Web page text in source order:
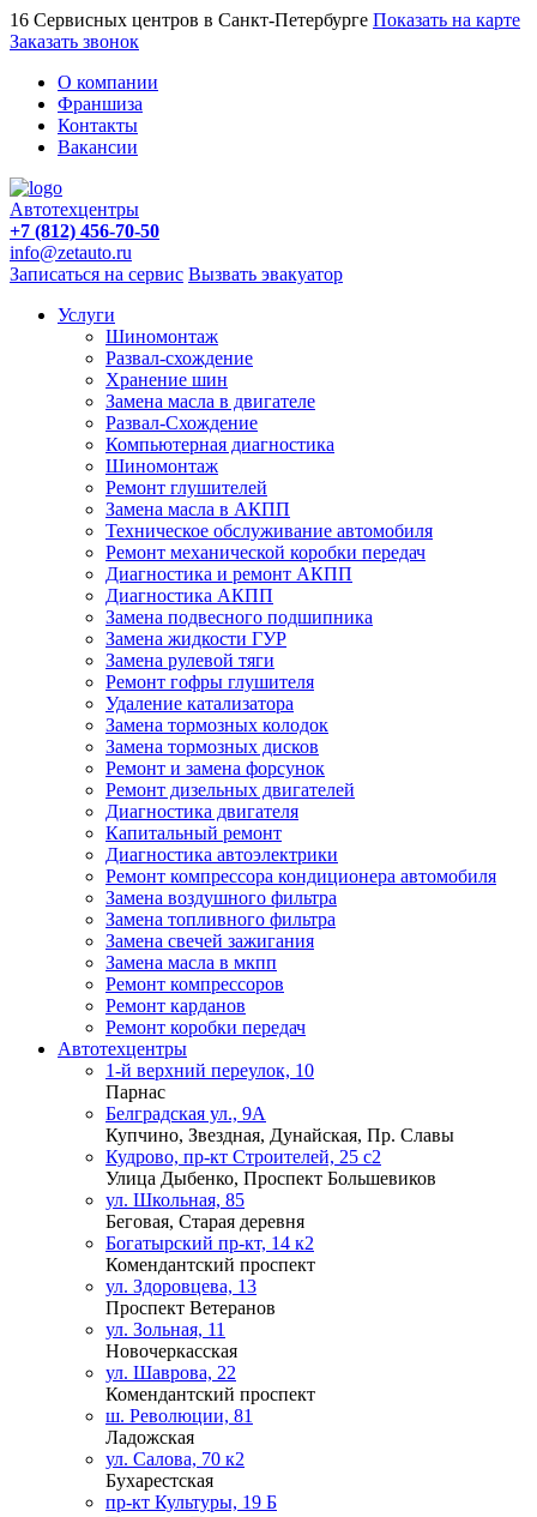
16 Сервисных центров в Санкт-Петербурге Показать на карте
Заказать звонок
О компании
Франшиза
Контакты
Вакансии
Автотехцентры
+7 (812) 456-70-50
info@zetauto.ru
Записаться на сервис Вызвать эвакуатор
Услуги
Шиномонтаж
Развал-схождение
Хранение шин
Замена масла в двигателе
Развал-Схождение
Компьютерная диагностика
Шиномонтаж
Ремонт глушителей
Замена масла в АКПП
Техническое обслуживание автомобиля
Ремонт механической коробки передач
Диагностика и ремонт АКПП
Диагностика АКПП
Замена подвесного подшипника
Замена жидкости ГУР
Замена рулевой тяги
Ремонт гофры глушителя
Удаление катализатора
Замена тормозных колодок
Замена тормозных дисков
Ремонт и замена форсунок
Ремонт дизельных двигателей
Диагностика двигателя
Капитальный ремонт
Диагностика автоэлектрики
Ремонт компрессора кондиционера автомобиля
Замена воздушного фильтра
Замена топливного фильтра
Замена свечей зажигания
Замена масла в мкпп
Ремонт компрессоров
Ремонт карданов
Ремонт коробки передач
Автотехцентры
1-й верхний переулок, 10
Парнас
Белградская ул., 9А
Купчино, Звездная, Дунайская, Пр. Славы
Кудрово, пр-кт Строителей, 25 с2
Улица Дыбенко, Проспект Большевиков
ул. Школьная, 85
Беговая, Старая деревня
Богатырский пр-кт, 14 к2
Комендантский проспект
ул. Здоровцева, 13
Проспект Ветеранов
ул. Зольная, 11
Новочеркасская
ул. Шаврова, 22
Комендантский проспект
ш. Революции, 81
Ладожская
ул. Салова, 70 к2
Бухарестская
пр-кт Культуры, 19 Б